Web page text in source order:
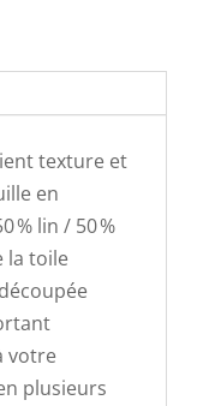
texture et
en
% lin / 50 %
la toile
votre
plusieurs